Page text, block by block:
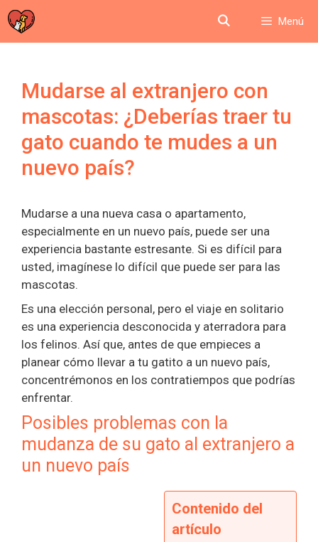
Saltar
al
contenido
Menú
Mudarse al extranjero con
mascotas: ¿Deberías traer tu
gato cuando te mudes a un
nuevo país?
Mudarse a una nueva casa o apartamento,
especialmente en un nuevo país, puede ser una
experiencia bastante estresante. Si es difícil para
usted, imagínese lo difícil que puede ser para las
mascotas.
Es una elección personal, pero el viaje en solitario
es una experiencia desconocida y aterradora para
los felinos. Así que, antes de que empieces a
planear cómo llevar a tu gatito a un nuevo país,
concentrémonos en los contratiempos que podrías
enfrentar.
Posibles problemas con la
mudanza de su gato al extranjero a
un nuevo país
Contenido del
artículo